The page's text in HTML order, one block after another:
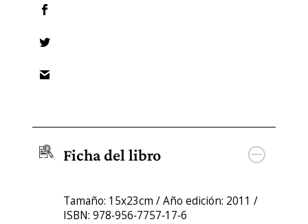
Ficha del libro
Tamaño: 15x23cm / Año edición: 2011 /
ISBN: 978‐956‐7757‐17‐6